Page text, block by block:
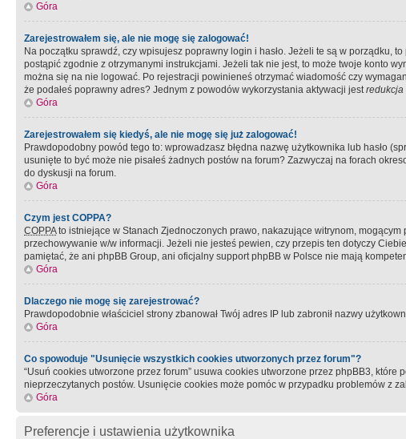
Góra
Zarejestrowałem się, ale nie mogę się zalogować!
Na początku sprawdź, czy wpisujesz poprawny login i hasło. Jeżeli te są w porządku,
postąpić zgodnie z otrzymanymi instrukcjami. Jeżeli tak nie jest, to może twoje konto
można się na nie logować. Po rejestracji powinieneś otrzymać wiadomość czy
że podałeś poprawny adres? Jednym z powodów wykorzystania aktywacji jestredukcja
Góra
Zarejestrowałem się kiedyś, ale nie mogę się już zalogować!
Prawdopodobny powód tego to: wprowadzasz błędna nazwę użytkownika lub hasło
usunięte to być może nie pisałeś żadnych postów na forum? Zazwyczaj na forach
do dyskusji na forum.
Góra
Czym jest COPPA?
COPPAto istniejące w Stanach Zjednoczonych prawo, nakazujące witrynom,
przechowywanie w/w informacji. Jeżeli nie jesteś pewien, czy przepis ten dotyczy
pamiętać, że ani phpBB Group, ani oficjalny support phpBB w Polsce nie mają
Góra
Dlaczego nie mogę się zarejestrować?
Prawdopodobnie właściciel strony zbanował Twój adres IP lub zabronił nazwy
Góra
Co spowoduje "Usunięcie wszystkich cookies utworzonych przez forum"?
“Usuń cookies utworzone przez forum” usuwa cookies utworzone przez phpBB3,
nieprzeczytanych postów. Usunięcie cookies może pomóc w przypadku problemów z
Góra
Preferencje i ustawienia użytkownika